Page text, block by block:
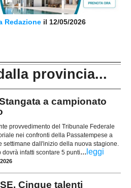
Redazione il 12/05/2026
provincia...
a campionato
provvedimento del Tribunale Federale
nei confronti della Passatempese a
settimane dall'inizio della nuova stagione.
dovrà infatti scontare 5 punti... leggi
Cinque talenti